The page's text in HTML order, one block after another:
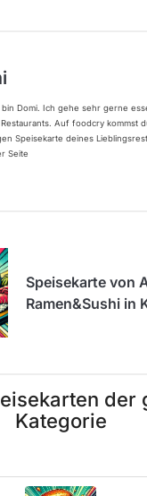
bin Domi. Ich gehe sehr gerne
Auf foodcry kommst
Speisekarte deines
Seite
Speisekarte von
Ramen&Sushi in
der
Kategorie